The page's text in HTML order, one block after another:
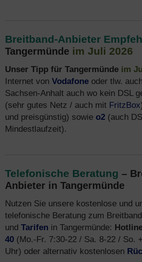
Breitband-Anbieter
Tangermünde im Juli 2026
Unser Tipp für Tangermünde im
Internet von Vodafone oder tlw.
Sachsen-Anhalt auch wo kein DSL
(sehr gutes Netz / auch mit FritzBox
und preisgünstig) sowie o2 (auch
Mindestlaufzeit).
Telefonische Beratung –
Anbieter in Tangermünde
Nutzen Sie unsere kostenlose und
telefonische Beratung zum
und Tarifen in Tangermünde:
40 (Mo.-Fr. 7:30-22 / Sa. 8-22 / So.
Uhr) oder alternativ kostenlosen